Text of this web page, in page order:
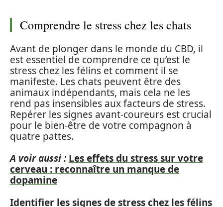
Comprendre le stress chez les chats
Avant de plonger dans le monde du CBD, il
est essentiel de comprendre ce qu’est le
stress chez les félins et comment il se
manifeste. Les chats peuvent être des
animaux indépendants, mais cela ne les
rend pas insensibles aux facteurs de stress.
Repérer les signes avant-coureurs est crucial
pour le bien-être de votre compagnon à
quatre pattes.
A voir aussi : Les effets du stress sur votre
cerveau : reconnaître un manque de
dopamine
Identifier les signes de stress chez les félins